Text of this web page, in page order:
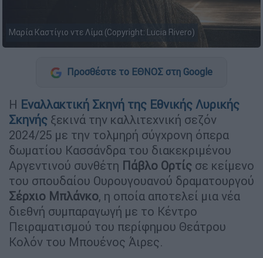
Μαρία Καστίγιο ντε Λίμα (Copyright: Lucia Rivero)
Προσθέστε το ΕΘΝΟΣ στη Google
Η Εναλλακτική Σκηνή της Εθνικής Λυρικής
Σκηνής ξεκινά την καλλιτεχνική σεζόν
2024/25 με την τολμηρή σύγχρονη όπερα
δωματίου Κασσάνδρα του διακεκριμένου
Αργεντινού συνθέτη Πάβλο Ορτίς σε κείμενο
του σπουδαίου Ουρουγουανού δραματουργού
Σέρχιο Μπλάνκο, η οποία αποτελεί μια νέα
διεθνή συμπαραγωγή με το Κέντρο
Πειραματισμού του περίφημου Θεάτρου
Κολόν του Μπουένος Άιρες.